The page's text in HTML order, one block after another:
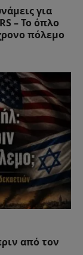
για
– Το όπλο
πόλεμο
από τον